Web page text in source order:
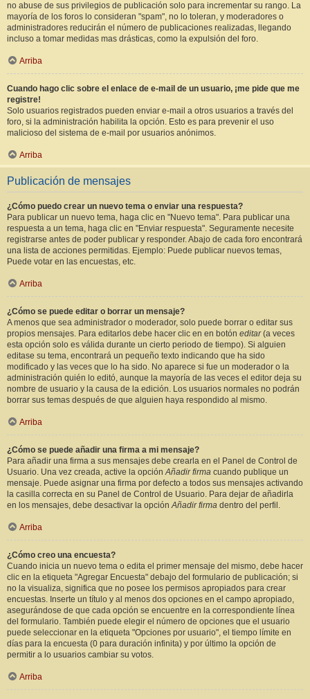
no abuse de sus privilegios de publicación solo para incrementar su rango. La
mayoría de los foros lo consideran "spam", no lo toleran, y moderadores o
administradores reducirán el número de publicaciones realizadas, llegando
incluso a tomar medidas mas drásticas, como la expulsión del foro.
Arriba
Cuando hago clic sobre el enlace de e-mail de un usuario, ¡me pide que me
registre!
Solo usuarios registrados pueden enviar e-mail a otros usuarios a través del
foro, si la administración habilita la opción. Esto es para prevenir el uso
malicioso del sistema de e-mail por usuarios anónimos.
Arriba
Publicación de mensajes
¿Cómo puedo crear un nuevo tema o enviar una respuesta?
Para publicar un nuevo tema, haga clic en "Nuevo tema". Para publicar una
respuesta a un tema, haga clic en "Enviar respuesta". Seguramente necesite
registrarse antes de poder publicar y responder. Abajo de cada foro encontrará
una lista de acciones permitidas. Ejemplo: Puede publicar nuevos temas,
Puede votar en las encuestas, etc.
Arriba
¿Cómo se puede editar o borrar un mensaje?
A menos que sea administrador o moderador, solo puede borrar o editar sus
propios mensajes. Para editarlos debe hacer clic en en botón editar(a veces
esta opción solo es válida durante un cierto periodo de tiempo). Si alguien
editase su tema, encontrará un pequeño texto indicando que ha sido
modificado y las veces que lo ha sido. No aparece si fue un moderador o la
administración quién lo editó, aunque la mayoría de las veces el editor deja su
nombre de usuario y la causa de la edición. Los usuarios normales no podrán
borrar sus temas después de que alguien haya respondido al mismo.
Arriba
¿Cómo se puede añadir una firma a mi mensaje?
Para añadir una firma a sus mensajes debe crearla en el Panel de Control de
Usuario. Una vez creada, active la opciónAñadir firma cuando publique un
mensaje. Puede asignar una firma por defecto a todos sus mensajes activando
la casilla correcta en su Panel de Control de Usuario. Para dejar de añadirla
en los mensajes, debe desactivar la opciónAñadir firma dentro del perfil.
Arriba
¿Cómo creo una encuesta?
Cuando inicia un nuevo tema o edita el primer mensaje del mismo, debe hacer
clic en la etiqueta "Agregar Encuesta" debajo del formulario de publicación; si
no la visualiza, significa que no posee los permisos apropiados para crear
encuestas. Inserte un título y al menos dos opciones en el campo apropiado,
asegurándose de que cada opción se encuentre en la correspondiente línea
del formulario. También puede elegir el número de opciones que el usuario
puede seleccionar en la etiqueta "Opciones por usuario", el tiempo límite en
días para la encuesta (0 para duración infinita) y por último la opción de
permitir a lo usuarios cambiar su votos.
Arriba